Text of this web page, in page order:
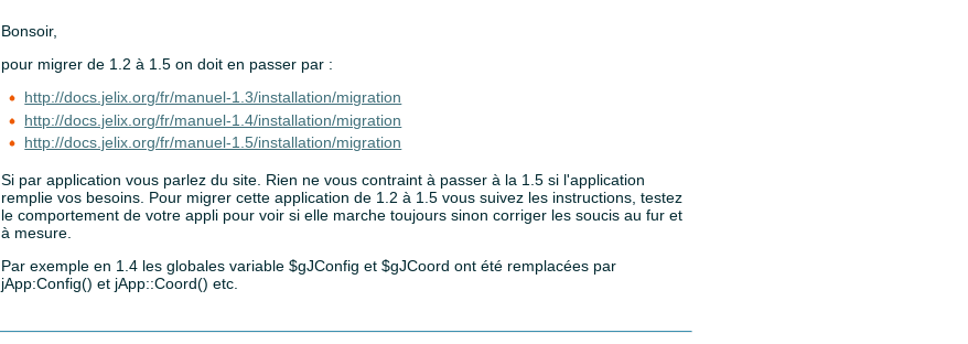
Bonsoir,
pour migrer de 1.2 à 1.5 on doit en passer par :
http://docs.jelix.org/fr/manuel-1.3/installation/migration
http://docs.jelix.org/fr/manuel-1.4/installation/migration
http://docs.jelix.org/fr/manuel-1.5/installation/migration
Si par application vous parlez du site. Rien ne vous contraint à passer à la 1.5 si l'application
remplie vos besoins. Pour migrer cette application de 1.2 à 1.5 vous suivez les instructions, testez
le comportement de votre appli pour voir si elle marche toujours sinon corriger les soucis au fur et
à mesure.
Par exemple en 1.4 les globales variable $gJConfig et $gJCoord ont été remplacées par
jApp:Config() et jApp::Coord() etc.